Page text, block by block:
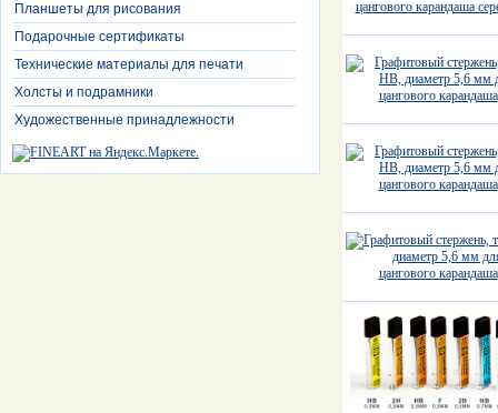
Планшеты для рисования
Подарочные сертификаты
Технические материалы для печати
Холсты и подрамники
Художественные принадлежности